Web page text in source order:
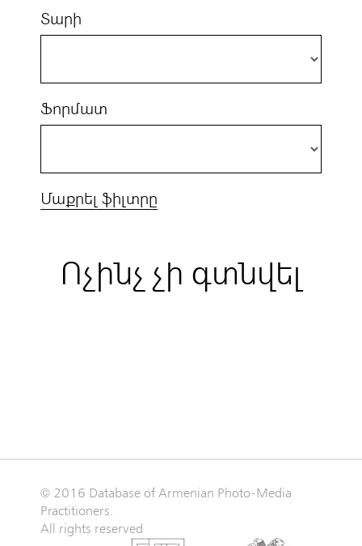
Տարի
Ֆորմատ
Մաքրել ֆիլտրը
Ոչինչ չի գտնվել
© 2016 Database of Armenian Photo-Media
Practitioners.
All rights reserved